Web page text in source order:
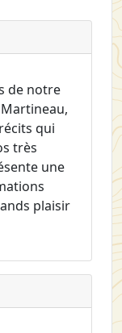
de notre
qui
très
une
plaisir